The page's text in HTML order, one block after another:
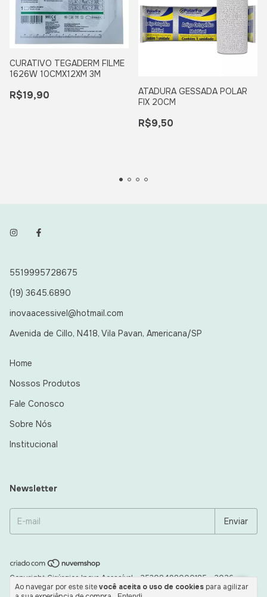
Ao navegar por este sitevocê aceita o uso de cookies para agilizar
CURATIVO TEGADERM FILME
1626W 10CMX12XM 3M
R$19,90
ATADURA GESSADA POLAR
FIX 20CM
R$9,50
5519995728675
(19) 3645.6890
inovaacessivel@hotmail.com
Avenida de Cillo, N418, Vila Pavan, Americana/SP
Home
Nossos Produtos
Fale Conosco
Sobre Nós
Institucional
Newsletter
Copyright Cirúrgica Inova Acessível - 25308498000185 - 2026.
Todos os direitos reservados.